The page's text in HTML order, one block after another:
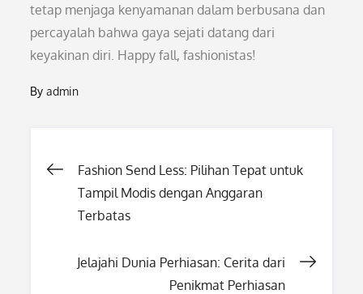
tetap menjaga kenyamanan dalam berbusana dan
percayalah bahwa gaya sejati datang dari
keyakinan diri. Happy fall, fashionistas!
Byadmin
Post
navigation
Fashion Send Less: Pilihan Tepat untuk
Tampil Modis dengan Anggaran
Terbatas
Jelajahi Dunia Perhiasan: Cerita dari
Penikmat Perhiasan